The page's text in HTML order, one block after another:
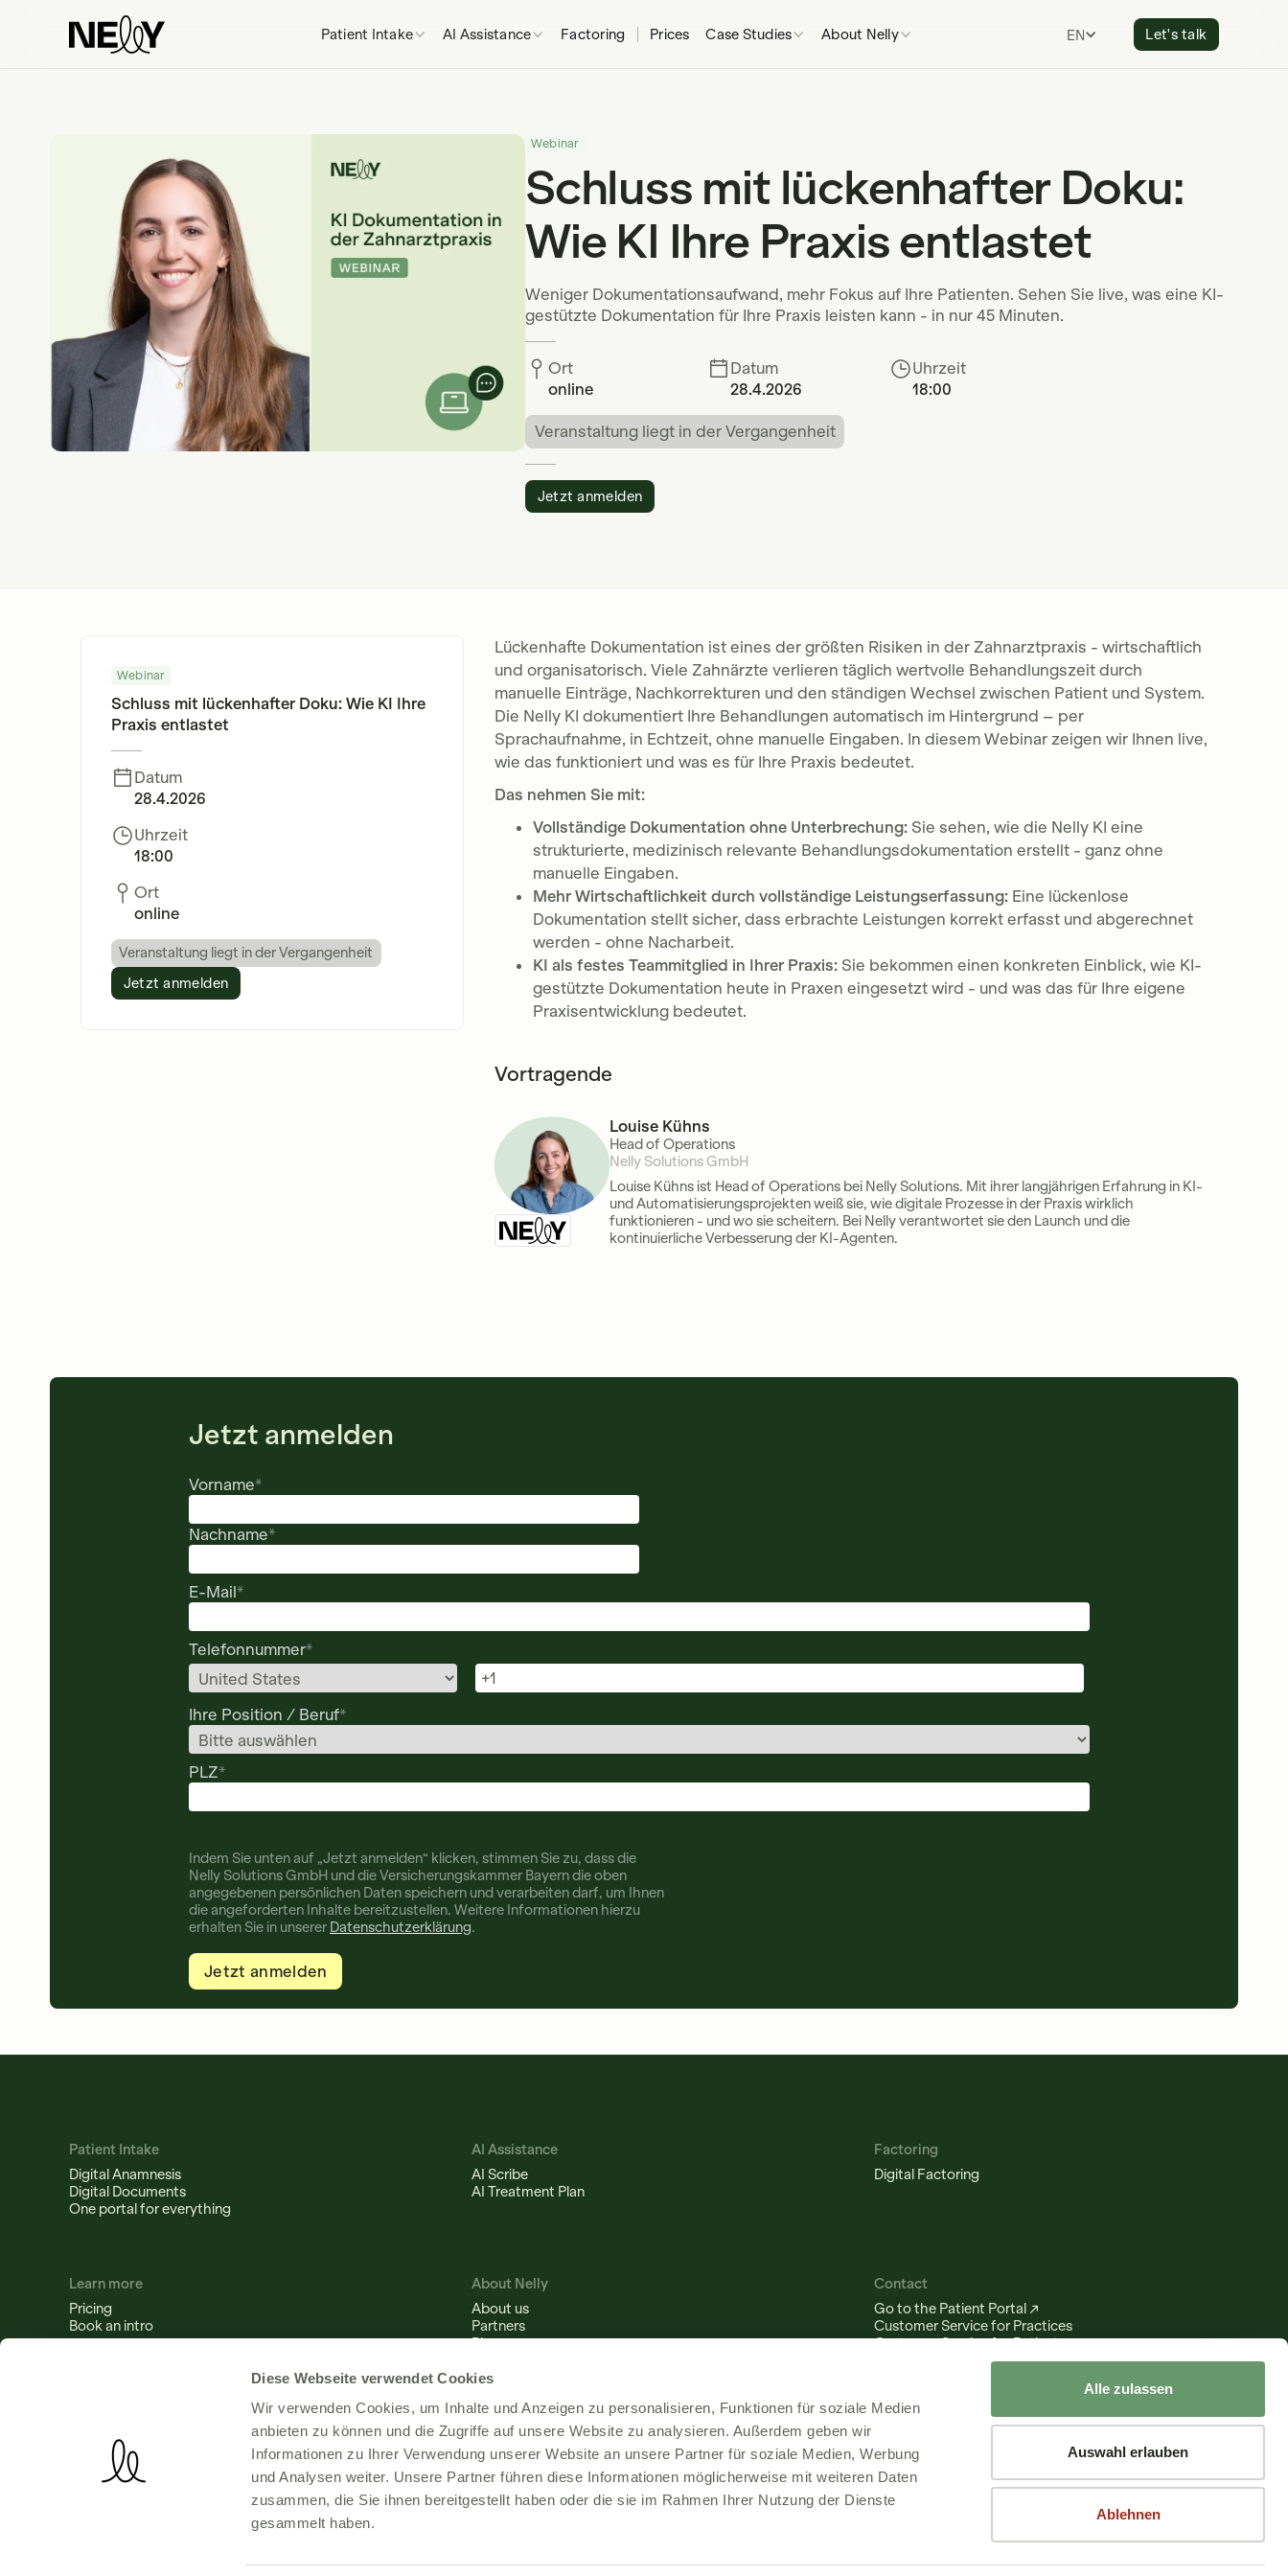
Diese Webseite verwendet Cookies
Wir verwenden Cookies, um Inhalte und Anzeigen zu personalisieren, Funktionen für soziale Medien
anbieten zu können und die Zugriffe auf unsere Website zu analysieren. Außerdem geben wir
Informationen zu Ihrer Verwendung unserer Website an unsere Partner für soziale Medien, Werbung
und Analysen weiter. Unsere Partner führen diese Informationen möglicherweise mit weiteren Daten
zusammen, die Sie ihnen bereitgestellt haben oder die sie im Rahmen Ihrer Nutzung der Dienste
gesammelt haben.
Alle zulassen
Auswahl erlauben
Ablehnen
Patient Intake AI Assistance Factoring Prices Case Studies About Nelly ENGLISH Let's talk
Webinar
Schluss mit lückenhafter Doku:
Wie KI Ihre Praxis entlastet
Weniger Dokumentationsaufwand, mehr Fokus auf Ihre Patienten. Sehen Sie live, was eine KI-
gestützte Dokumentation für Ihre Praxis leisten kann - in nur 45 Minuten.
Ort
online
Datum
28.4.2026
Uhrzeit
18:00
Veranstaltung liegt in der Vergangenheit
Jetzt anmelden
Webinar
Schluss mit lückenhafter Doku: Wie KI Ihre
Praxis entlastet
Datum
28.4.2026
Uhrzeit
18:00
Ort
online
Veranstaltung liegt in der Vergangenheit
Jetzt anmelden
Lückenhafte Dokumentation ist eines der größten Risiken in der Zahnarztpraxis - wirtschaftlich
und organisatorisch. Viele Zahnärzte verlieren täglich wertvolle Behandlungszeit durch
manuelle Einträge, Nachkorrekturen und den ständigen Wechsel zwischen Patient und System.
Die Nelly KI dokumentiert Ihre Behandlungen automatisch im Hintergrund – per
Sprachaufnahme, in Echtzeit, ohne manuelle Eingaben. In diesem Webinar zeigen wir Ihnen live,
wie das funktioniert und was es für Ihre Praxis bedeutet.
Das nehmen Sie mit:
Vollständige Dokumentation ohne Unterbrechung: Sie sehen, wie die Nelly KI eine
strukturierte, medizinisch relevante Behandlungsdokumentation erstellt - ganz ohne
manuelle Eingaben.
Mehr Wirtschaftlichkeit durch vollständige Leistungserfassung: Eine lückenlose
Dokumentation stellt sicher, dass erbrachte Leistungen korrekt erfasst und abgerechnet
werden - ohne Nacharbeit.
KI als festes Teammitglied in Ihrer Praxis: Sie bekommen einen konkreten Einblick, wie KI-
gestützte Dokumentation heute in Praxen eingesetzt wird - und was das für Ihre eigene
Praxisentwicklung bedeutet.
Vortragende
Louise Kühns
Head of Operations
Nelly Solutions GmbH
Louise Kühns ist Head of Operations bei Nelly Solutions. Mit ihrer langjährigen Erfahrung in KI-
und Automatisierungsprojekten weiß sie, wie digitale Prozesse in der Praxis wirklich
funktionieren - und wo sie scheitern. Bei Nelly verantwortet sie den Launch und die
kontinuierliche Verbesserung der KI-Agenten.
Jetzt anmelden
Vorname*
Nachname*
E-Mail*
Telefonnummer*
Ihre Position / Beruf*
PLZ*
Indem Sie unten auf „Jetzt anmelden“ klicken, stimmen Sie zu, dass die
Nelly Solutions GmbH und die Versicherungskammer Bayern die oben
angegebenen persönlichen Daten speichern und verarbeiten darf, um Ihnen
die angeforderten Inhalte bereitzustellen. Weitere Informationen hierzu
erhalten Sie in unserer Datenschutzerklärung.
Patient Intake
Digital Anamnesis
Digital Documents
One portal for everything
AI Assistance
AI Scribe
AI Treatment Plan
Factoring
Digital Factoring
Learn more
Pricing
Book an intro
About Nelly
About us
Partners
Blog
How Do We Secure Data at Nelly?
Contact
Go to the Patient Portal ↗
Customer Service for Practices
Customer Service for Patients
info@nelly-solutions.com
English
© Nelly Solutions 2026 — All rights reserved